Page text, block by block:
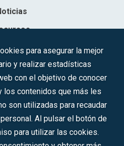
la Gestión de la Innovación y las
12593, Se. 8, F. 129, H. 201.307.
A-81/874.984
redes sociales:
para asegurar la mejor
y realizar estadísticas
con el objetivo de conocer
los contenidos que más les
son utilizadas para recaudar
Al pulsar el botón de
para utilizar las cookies.